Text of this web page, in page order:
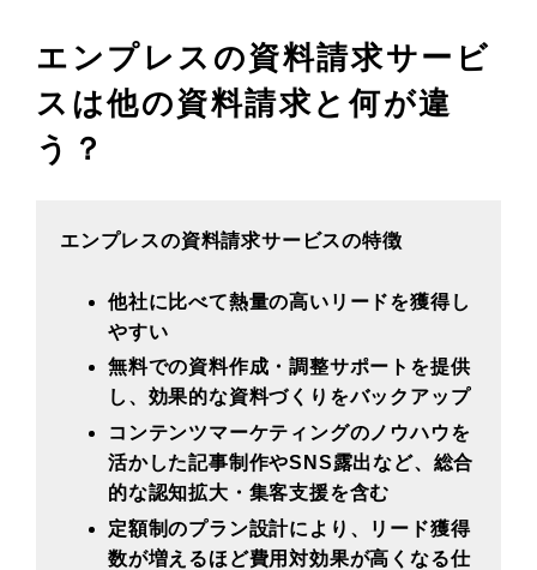
エンプレスの資料請求サービ
スは他の資料請求と何が違
う？
エンプレスの資料請求サービスの特徴
他社に比べて熱量の高いリードを獲得し
やすい
無料での資料作成・調整サポートを提供
し、効果的な資料づくりをバックアップ
コンテンツマーケティングのノウハウを
活かした記事制作やSNS露出など、総合
的な認知拡大・集客支援を含む
定額制のプラン設計により、リード獲得
数が増えるほど費用対効果が高くなる仕